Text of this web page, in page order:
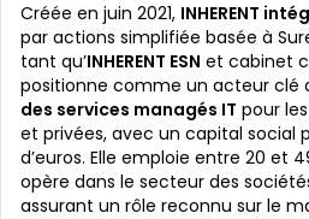
Créée en juin 2021, INHERENT
par actions simplifiée basée à
tant qu’INHERENT ESN et cabinet
positionne comme un acteur clé
des services managés IT pour
et privées, avec un capital social
d’euros. Elle emploie entre 20 et
opère dans le secteur des
assurant un rôle reconnu sur le